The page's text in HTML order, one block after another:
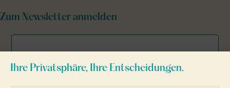
Zum Newsletter anmelden